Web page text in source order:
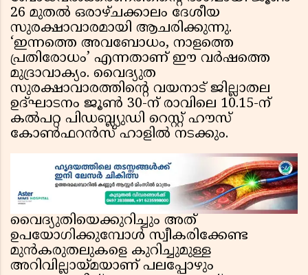
26 മുതൽ ഒരാഴ്ചക്കാലം ദേശീയ
സുരക്ഷാവാരമായി ആചരിക്കുന്നു.
‘ഇന്നത്തെ അവബോധം, നാളത്തെ
പ്രതിരോധം’ എന്നതാണ് ഈ വർഷത്തെ
മുദ്രാവാക്യം. വൈദ്യുത
സുരക്ഷാവാരത്തിന്റെ വയനാട് ജില്ലാതല
ഉദ്ഘാടനം ജൂൺ 30-ന് രാവിലെ 10.15-ന്
കൽപറ്റ പിഡബ്ല്യുഡി റെസ്റ്റ് ഹൗസ്
കോൺഫറൻസ് ഹാളിൽ നടക്കും.
വൈദ്യുതിയെക്കുറിച്ചും അത്
ഉപയോഗിക്കുമ്പോൾ സ്വീകരിക്കേണ്ട
മുൻകരുതലുകളെ കുറിച്ചുമുള്ള
അറിവില്ലായ്മയാണ് പലപ്പോഴും